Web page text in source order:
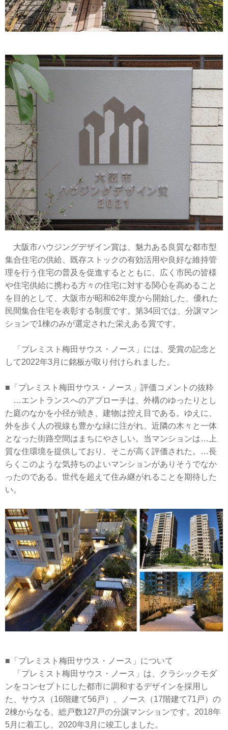
大阪市ハウジングデザイン賞は、魅力ある良質な都市型
集合住宅の供給、既存ストックの有効活用や良好な維持管
理を行う住宅の普及を促進するとともに、広く市民の皆様
や住宅供給に携わる方々の住宅に対する関心を高めること
を目的として、大阪市が昭和62年度から開始した、優れた
民間集合住宅を表彰する制度です。第34回では、分譲マン
ションで1棟のみが選定された栄えある賞です。
「プレミスト梅田サウス・ノース」には、受賞の記念と
して2022年3月に銘板が取り付けられました。
■「プレミスト梅田サウス・ノース」評価コメントの抜粋
…エントランスへのアプローチは、外構のゆったりとし
た庭のなかを小径が続き、建物は控え目である。ゆえに、
外を歩く人の視線も豊かな緑に注がれ、近隣の木々と一体
となった街路空間はまちにやさしい。当マンションは…上
質な住環境を提供しており、そこが高く評価された。…長
らくこのような気持ちのよいマンションがありそうでなか
ったのである。世代を超えて住み継がれることを期待した
い。
■「プレミスト梅田サウス・ノース」について
「プレミスト梅田サウス・ノース」は、クラシックモダ
ンをコンセプトにした都市に調和するデザインを採用し
た、サウス（16階建て56戸）、ノース（17階建て71戸）の
2棟からなる、総戸数127戸の分譲マンションです。2018年
5月に着工し、2020年3月に竣工しました。